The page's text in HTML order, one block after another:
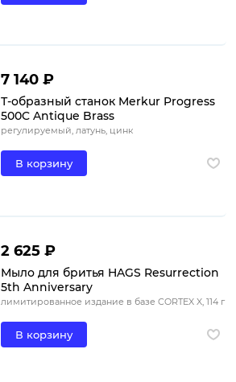
7 140 ₽
Т-образный станок Merkur Progress
500C Antique Brass
регулируемый, латунь, цинк
В корзину
2 625 ₽
Мыло для бритья HAGS Resurrection
5th Anniversary
лимитированное издание в базе CORTEX X, 114 г
В корзину